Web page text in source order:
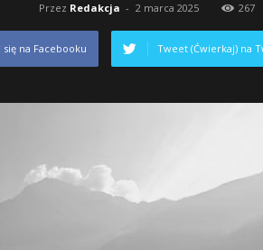
Przez Redakcja - 2 marca 2025 267
się na Facebooku Tweet (Ćwierkaj) na